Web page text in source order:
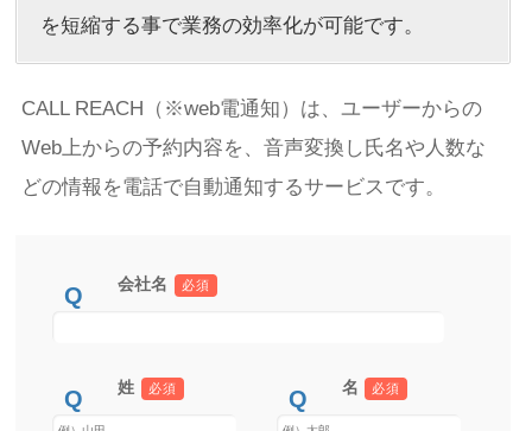
を短縮する事で業務の効率化が可能です。
CALL REACH（※web電通知）は、ユーザーからの
Web上からの予約内容を、音声変換し氏名や人数な
どの情報を電話で自動通知するサービスです。
会社名 必須
姓 必須 名 必須